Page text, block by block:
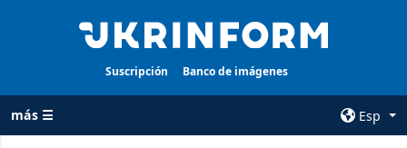
Suscripción Banco de imágenes
más ☰
Esp